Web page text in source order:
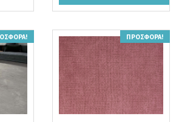
ΠΡΟΣΦΟΡΆ!